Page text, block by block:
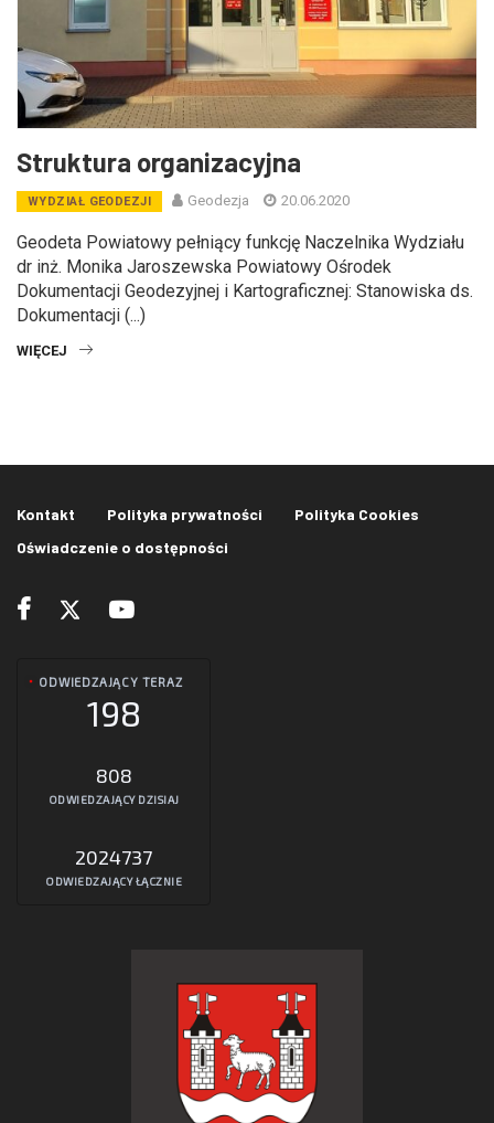
Struktura organizacyjna
WYDZIAŁ GEODEZJI Geodezja 20.06.2020
Geodeta Powiatowy pełniący funkcję Naczelnika Wydziału
dr inż. Monika Jaroszewska Powiatowy Ośrodek
Dokumentacji Geodezyjnej i Kartograficznej: Stanowiska ds.
Dokumentacji (...)
WIĘCEJ
Kontakt Polityka prywatności
Polityka Cookies
Oświadczenie o dostępności
ODWIEDZAJĄCY TERAZ
198
808
ODWIEDZAJĄCY DZISIAJ
2024737
ODWIEDZAJĄCY ŁĄCZNIE